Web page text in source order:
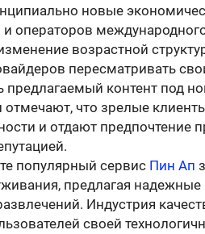
новые
операторов
возрастной
пересматривать
предлагаемый контент под
отмечают, что зрелые
и отдают предпочтение
популярный сервис Пин Ап
предлагая
Индустрия
своей